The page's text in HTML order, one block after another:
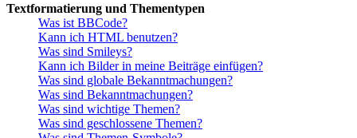
Textformatierung und Thementypen
Was ist BBCode?
Kann ich HTML benutzen?
Was sind Smileys?
Kann ich Bilder in meine Beiträge einfügen?
Was sind globale Bekanntmachungen?
Was sind Bekanntmachungen?
Was sind wichtige Themen?
Was sind geschlossene Themen?